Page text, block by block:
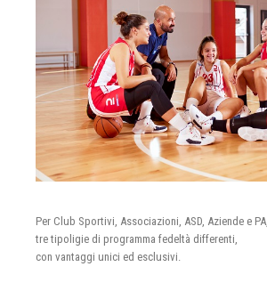
Per Club Sportivi, Associazioni, ASD, Aziende e PA,
tre tipoligie di programma fedeltà differenti,
con vantaggi unici ed esclusivi.